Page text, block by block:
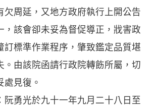
欠周延，又地方政府執行上開公告
，該會卻未妥為督促導正，戕害政
訂標準作業程序，肇致鑑定品質堪
。由該院函請行政院轉飭所屬，切
處見復。
阮勇光於九十一年九月二十八日至